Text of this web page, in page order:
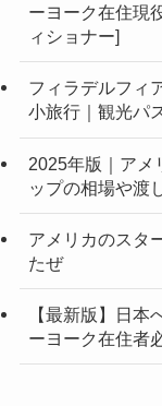
ーヨーク在住現
ィショナー]
フィラデルフィ
小旅行｜観光パ
2025年版｜アメ
ップの相場や渡
アメリカのスタ
たぜ
【最新版】日本
ーヨーク在住者